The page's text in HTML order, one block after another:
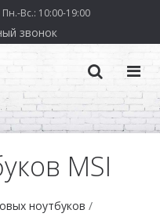
Пн.-Вс.: 10:00-19:00
звонок
MSI
ноутбуков /